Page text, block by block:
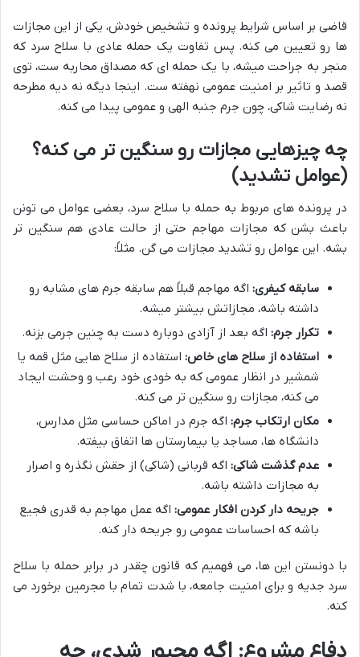
قاضی بر اساس شرایط پرونده و تشخیص خودش، یکی از این مجازات
ها رو تعیین می کنه. پس تفاوت یک حمله عادی با سلاح سرد که
منجر به جراحت میشه، با یک حمله ای که مصداق محاربه ست، توی
قصد و تاثیر بر امنیت عمومی نهفته ست. اینجا دیگه نه دیه مطرحه
نه رضایت شاکی، چون جرم جنبه الهی و عمومی پیدا می کنه.
چه چیزهایی مجازات رو سنگین تر می کنه؟
(عوامل تشدید)
در پرونده های مربوط به حمله با سلاح سرد، بعضی عوامل می تونن
باعث بشن که مجازات مهاجم حتی از حالت عادی هم سنگین تر
بشه. این عوامل رو تشدید مجازات می گن. مثلاً:
سابقه کیفری: اگه مهاجم قبلاً هم سابقه جرم های مشابه رو
داشته باشه، مجازاتش بیشتر میشه.
تکرار جرم: اگه بعد از آزادی دوباره دست به چنین جرمی بزنه.
استفاده از سلاح های خاص: استفاده از سلاح هایی مثل قمه یا
شمشیر در انظار عمومی که به خودی خود رعب و وحشت ایجاد
می کنه، مجازات رو سنگین تر می کنه.
مکان ارتکاب جرم: اگه جرم در اماکن حساسی مثل مدارس،
دانشگاه ها، مساجد یا بیمارستان ها اتفاق بیفته.
عدم گذشت شاکی: اگه قربانی (شاکی) از حقش نگذره و اصرار
به مجازات داشته باشه.
جریحه دار کردن افکار عمومی: اگه عمل مهاجم به قدری فجیع
باشه که احساسات عمومی رو جریحه دار کنه.
با دونستن این ها، می فهمیم که قانون چقدر در برابر حمله با سلاح
سرد جدیه و برای امنیت جامعه، با شدت تمام با مجرمین برخورد می
کنه.